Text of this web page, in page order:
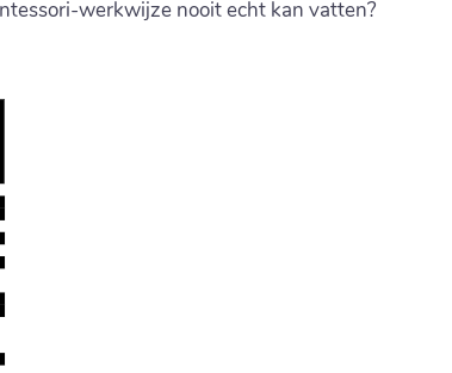
werkwijze nooit echt kan vatten?